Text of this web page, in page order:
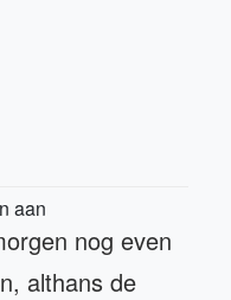
aan
nog even
althans de